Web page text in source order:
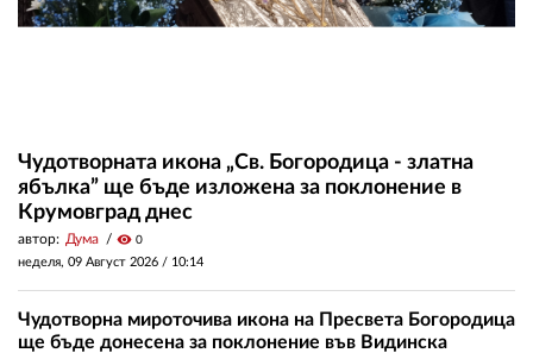
Чудотворната икона „Св. Богородица - златна
ябълка” ще бъде изложена за поклонение в
Крумовград днес
автор: Дума visibility 0
неделя, 09 Август 2026 / 10:14
Чудотворна мироточива икона на Пресвета Богородица
ще бъде донесена за поклонение във Видинска